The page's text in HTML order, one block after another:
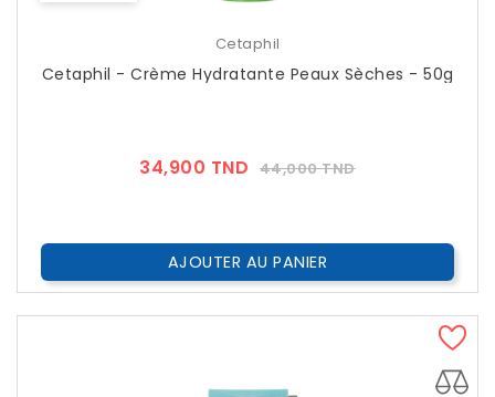
Cetaphil
Cetaphil - Crème Hydratante Peaux Sèches - 50g
34,900 TND Prix
44,000 TNDPrix
AJOUTER AU PANIER